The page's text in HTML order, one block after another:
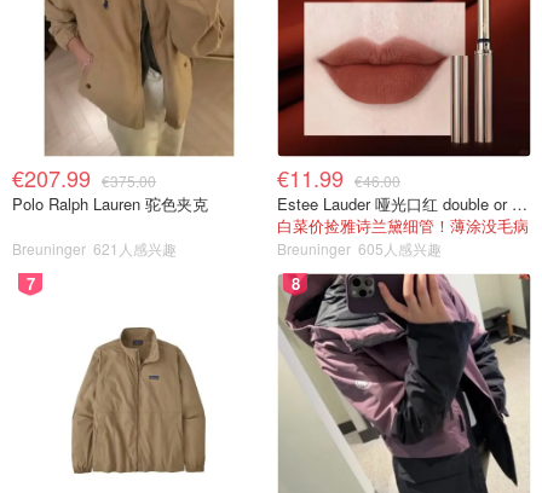
€207.99 €375.00
Polo Ralph Lauren 驼色夹克
Breuninger 621人感兴趣
€11.99 €46.00
Estee Lauder 哑光口红 double or nothing色号
白菜价捡雅诗兰黛细管！薄涂没毛病
Breuninger 605人感兴趣
7 8